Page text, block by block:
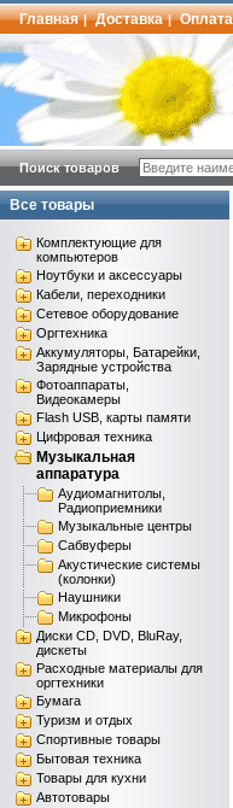
Главная | Доставка | Оплата
Поиск товаров
Все товары
Комплектующие для
компьютеров
Ноутбуки и аксессуары
Кабели, переходники
Сетевое оборудование
Оргтехника
Аккумуляторы, Батарейки,
Зарядные устройства
Фотоаппараты,
Видеокамеры
Flash USB, карты памяти
Цифровая техника
Музыкальная
аппаратура
Аудиомагнитолы,
Радиоприемники
Музыкальные центры
Сабвуферы
Акустические системы
(колонки)
Наушники
Микрофоны
Диски CD, DVD, BluRay,
дискеты
Расходные материалы для
оргтехники
Бумага
Туризм и отдых
Спортивные товары
Бытовая техника
Товары для кухни
Автотовары